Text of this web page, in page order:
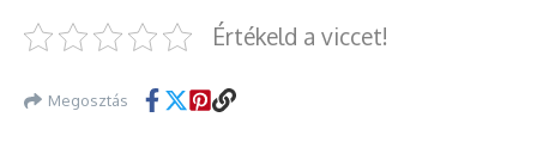
Értékeld a viccet!
Megosztás